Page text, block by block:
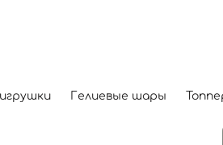
Гелиевые шары